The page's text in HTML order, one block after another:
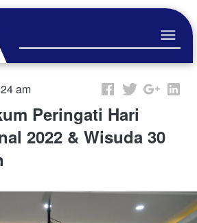
am
Peringati Hari
2022 & Wisuda 30